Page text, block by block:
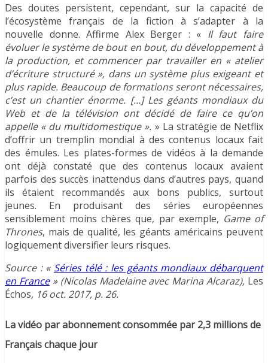
Des doutes persistent, cependant, sur la capacité de
l’écosystème français de la fiction à s’adapter à la
nouvelle donne. Affirme Alex Berger : « Il faut faire
évoluer le système de bout en bout, du développement à
la production, et commencer par travailler en « atelier
d’écriture structuré », dans un système plus exigeant et
plus rapide. Beaucoup de formations seront nécessaires,
c’est un chantier énorme. […] Les géants mondiaux du
Web et de la télévision ont décidé de faire ce qu’on
appelle « du multidomestique ». » La stratégie de Netflix
d’offrir un tremplin mondial à des contenus locaux fait
des émules. Les plates-formes de vidéos à la demande
ont déjà constaté que des contenus locaux avaient
parfois des succès inattendus dans d’autres pays, quand
ils étaient recommandés aux bons publics, surtout
jeunes. En produisant des séries européennes
sensiblement moins chères que, par exemple, Game of
Thrones, mais de qualité, les géants américains peuvent
logiquement diversifier leurs risques.
Source : « Séries télé : les géants mondiaux débarquent
en France» (Nicolas Madelaine avec Marina Alcaraz), Les
Échos, 16 oct. 2017, p. 26.
La vidéo par abonnement consommée par 2,3 millions de
Français chaque jour